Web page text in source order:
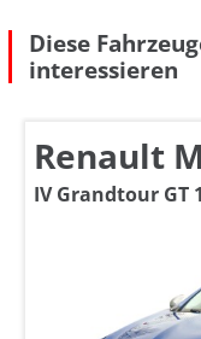
Diese
interessieren
Renault
IV Grandtour GT